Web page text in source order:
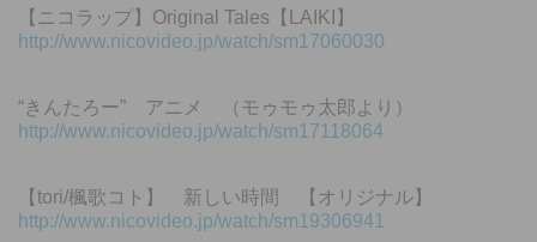
【ニコラップ】Original Tales【LAIKI】
http://www.nicovideo.jp/watch/sm17060030
“きんたろー” アニメ （モゥモゥ太郎より）
http://www.nicovideo.jp/watch/sm17118064
【tori/楓歌コト】 新しい時間 【オリジナル】
http://www.nicovideo.jp/watch/sm19306941